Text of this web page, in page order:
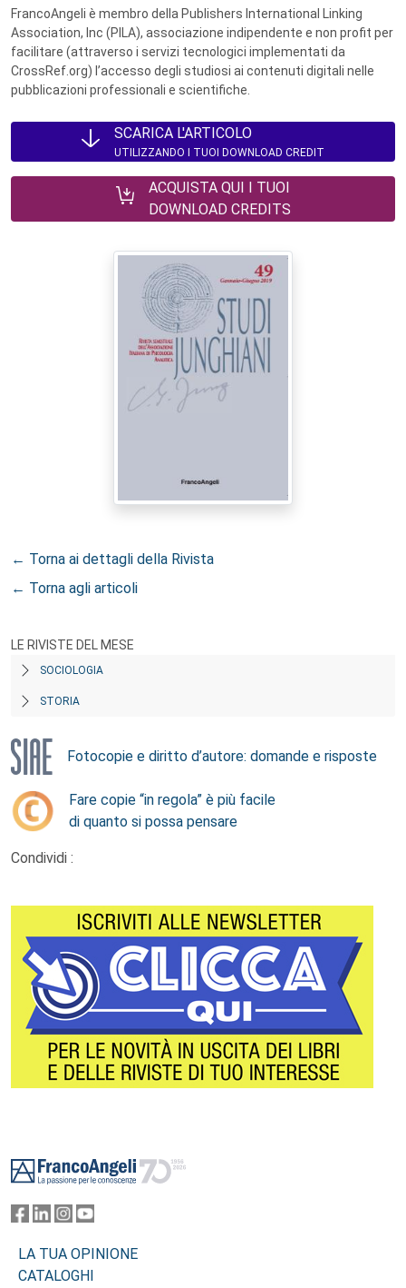
FrancoAngeli è membro della Publishers International Linking
Association, Inc (PILA), associazione indipendente e non profit per
facilitare (attraverso i servizi tecnologici implementati da
CrossRef.org) l’accesso degli studiosi ai contenuti digitali nelle
pubblicazioni professionali e scientifiche.
SCARICA L'ARTICOLO
UTILIZZANDO I TUOI DOWNLOAD CREDIT
ACQUISTA QUI I TUOI
DOWNLOAD CREDITS
← Torna ai dettagli della Rivista
← Torna agli articoli
LE RIVISTE DEL MESE
SOCIOLOGIA
STORIA
Fotocopie e diritto d’autore: domande e risposte
Fare copie “in regola” è più facile
di quanto si possa pensare
Condividi :
LA TUA OPINIONE
CATALOGHI